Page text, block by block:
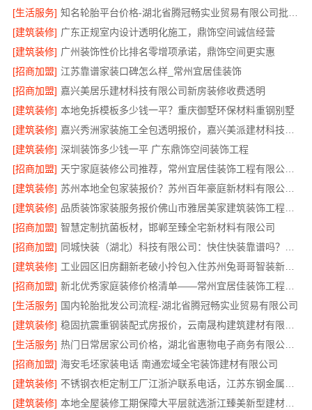
[生活服务]
[建筑装修] 广东正规室内设计透明化施工，鼎饰空间诚信经营
[建筑装修] 广州装饰性价比排名零增项承诺，鼎饰空间更实惠
[招商加盟] 江苏靠谱家装口碑怎么样_常州宜居佳装饰
[招商加盟] 嘉兴美居乐建材科技有限公司新房装修收费透明
[建筑装修] 本地免拆模板多少钱一平？重庆御墅环保材料重钢别墅
[建筑装修]
[建筑装修] 深圳装饰多少钱一平 广东鼎饰空间装饰工程
[招商加盟]
天宁家庭装修公司推荐，常州宜居佳装饰工程有限公司口碑见证
[建筑装修]
苏州本地全包家装报价？苏州百年豪庭新材料有限公司新房装修
[建筑装修]
品质装饰家装服务报价佛山市雅居美家建筑装饰工程有限公司
[招商加盟] 智慧定制抗菌板材，邯郸至臻全宅新材料有限公司
[招商加盟]
[建筑装修]
工业园区旧房翻新老破小拎包入住苏州兔哥哥智装新材料有限公司
[招商加盟]
新北优秀家庭装修价格清单——常州宜居佳装饰工程有限公司
[生活服务] 国内轮胎批发公司流程-湖北省腾冠畅实业贸易有限公司
[建筑装修]
[生活服务]
热门日常居家公司价格，湖北省惠物电子商务有限公司品质优选
[招商加盟] 海安毛坯家装电话 南通宏域全宅装饰建材有限公司
[建筑装修]
[建筑装修]
本地全屋装修工期保障大平层就选浙江臻美新型建材有限公司